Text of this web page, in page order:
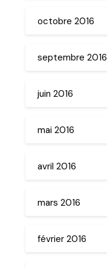
octobre 2016
septembre 2016
juin 2016
mai 2016
avril 2016
mars 2016
février 2016